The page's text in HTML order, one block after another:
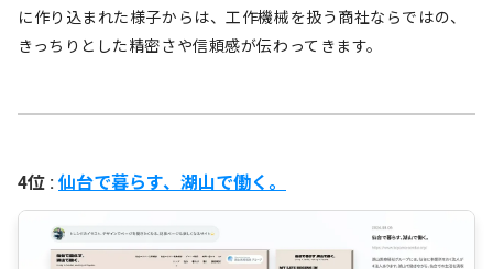
に作り込まれた様子からは、工作機械を扱う商社ならではの、
きっちりとした精密さや信頼感が伝わってきます。
4位 : 仙台で暮らす、湖山で働く。